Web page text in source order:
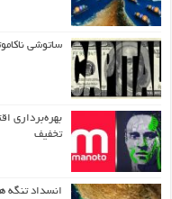
ساتوشی
بهره‌برداری
تخفیف
انسداد تنگه